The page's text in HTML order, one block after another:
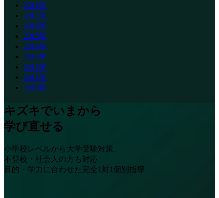
2018年
2017年
2016年
2015年
2014年
2013年
2012年
2011年
2010年
キズキでいまから
学び直せる
小学校レベルから大学受験対策、
不登校・社会人の方も対応
目的・学力に合わせた完全1対1個別指導